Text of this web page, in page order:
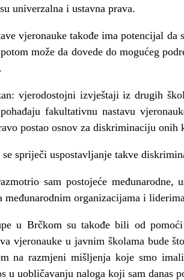
univerzalna i ustavna prava.
vjeronauke takođe ima potencijal
može da dovede do mogućeg
vjerodostojni izvještaji iz drugih
fakultativnu nastavu
postao osnov za diskriminaciju onih
se spriječi uspostavljanje takve
sam postojeće međunarodne,
međunarodnim organizacijama i
u Brčkom su takođe bili od
vjeronauke u javnim školama bude
na razmjeni mišljenja koje smo
u uobličavanju naloga koji sam danas